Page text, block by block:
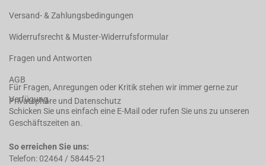
Versand- & Zahlungsbedingungen
Widerrufsrecht & Muster-Widerrufsformular
Fragen und Antworten
AGB
Privatsphäre und Datenschutz
Für Fragen, Anregungen oder Kritik stehen wir immer gerne zur
Verfügung.
Schicken Sie uns einfach eine E-Mail oder rufen Sie uns zu unseren
Geschäftszeiten an.
So erreichen Sie uns:
Telefon: 02464 / 58445-21